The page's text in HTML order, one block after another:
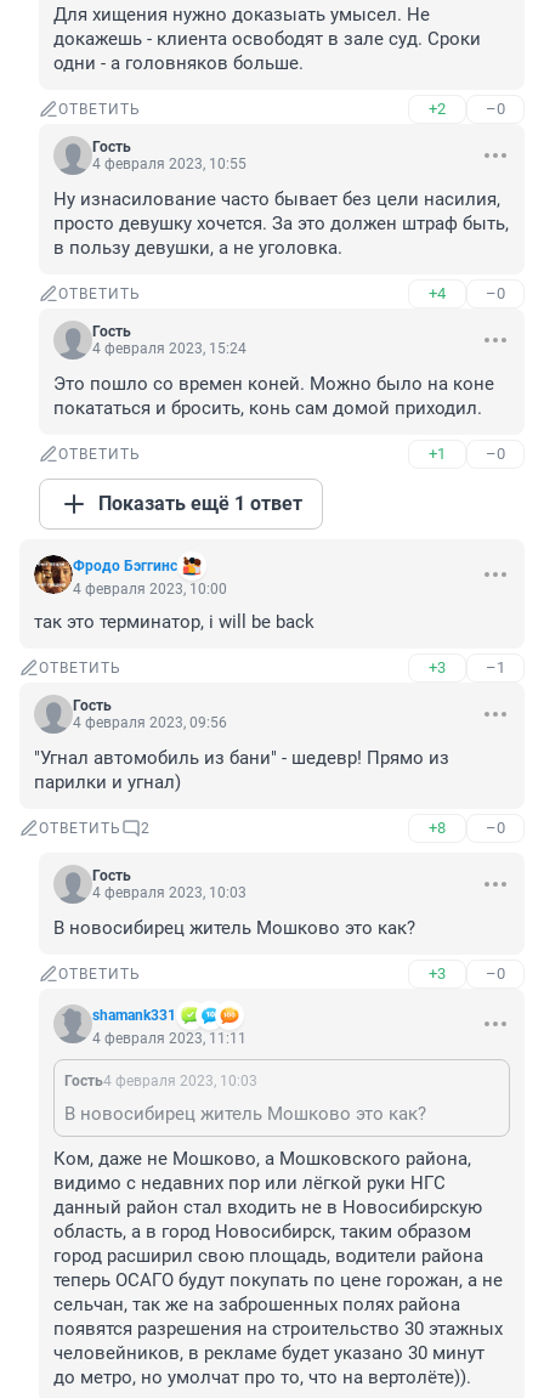
Для хищения нужно доказыать умысел. Не
докажешь - клиента освободят в зале суд. Сроки
одни - а головняков больше.
ОТВЕТИТЬ +2 –0
Гость
4 февраля 2023, 10:55
Ну изнасилование часто бывает без цели насилия,
просто девушку хочется. За это должен штраф быть,
в пользу девушки, а не уголовка.
ОТВЕТИТЬ +4 –0
Гость
4 февраля 2023, 15:24
Это пошло со времен коней. Можно было на коне
покататься и бросить, конь сам домой приходил.
ОТВЕТИТЬ +1 –0
Показать ещё 1 ответ
Фродо Бэггинс
4 февраля 2023, 10:00
так это терминатор, i will be back
ОТВЕТИТЬ +3 –1
Гость
4 февраля 2023, 09:56
"Угнал автомобиль из бани" - шедевр! Прямо из
парилки и угнал)
ОТВЕТИТЬ 2 +8 –0
Гость
4 февраля 2023, 10:03
В новосибирец житель Мошково это как?
ОТВЕТИТЬ +3 –0
shamank331
4 февраля 2023, 11:11
Гость4 февраля 2023, 10:03
В новосибирец житель Мошково это как?
Ком, даже не Мошково, а Мошковского района,
видимо с недавних пор или лёгкой руки НГС
данный район стал входить не в Новосибирскую
область, а в город Новосибирск, таким образом
город расширил свою площадь, водители района
теперь ОСАГО будут покупать по цене горожан, а не
сельчан, так же на заброшенных полях района
появятся разрешения на строительство 30 этажных
человейников, в рекламе будет указано 30 минут
до метро, но умолчат про то, что на вертолёте)).